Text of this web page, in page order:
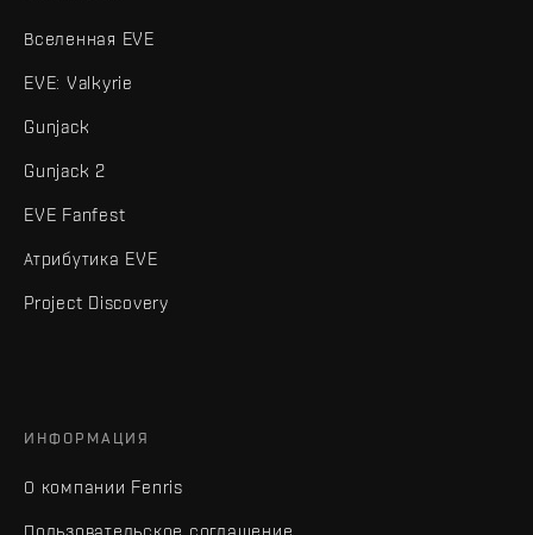
Вселенная EVE
EVE: Valkyrie
Gunjack
Gunjack 2
EVE Fanfest
Атрибутика EVE
Project Discovery
ИНФОРМАЦИЯ
О компании Fenris
Пользовательское соглашение